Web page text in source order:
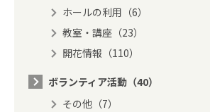
ホールの利用（6）
教室・講座（23）
開花情報（110）
ボランティア活動（40）
その他（7）